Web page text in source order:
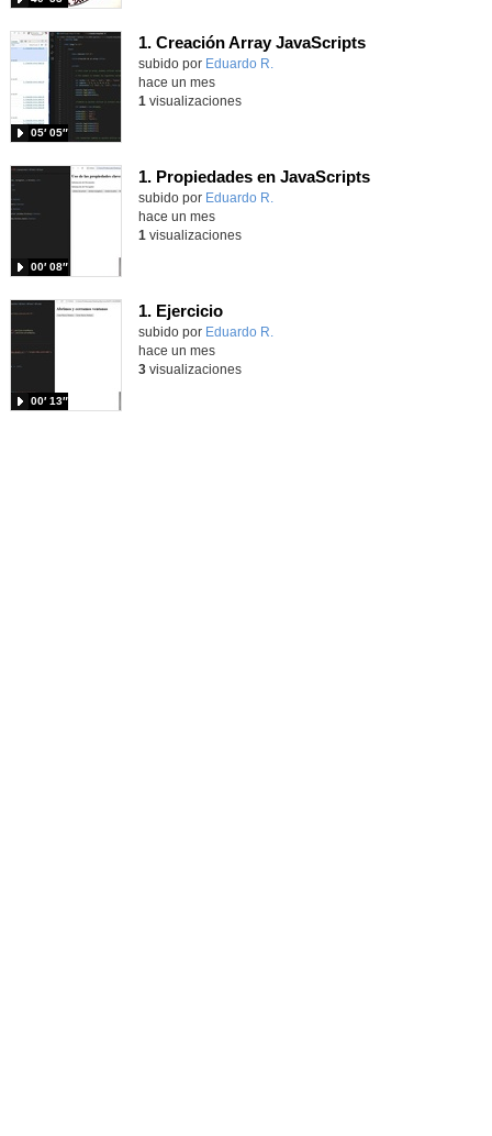
1. Creación Array JavaScripts
Contenido educativo.
subido por Eduardo R.
05′ 05″
hace un mes
1 visualizaciones
1. Propiedades en JavaScripts
Contenido educativo.
subido por Eduardo R.
00′ 08″
hace un mes
1 visualizaciones
1. Ejercicio
Contenido educativo.
subido por Eduardo R.
00′ 13″
hace un mes
3visualizaciones